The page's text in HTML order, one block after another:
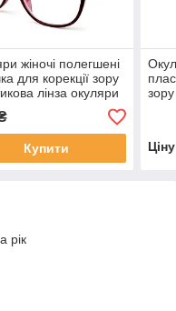
жіночі полегшені
для корекції зору
лінза окуляри
повноправні
Купити
рік